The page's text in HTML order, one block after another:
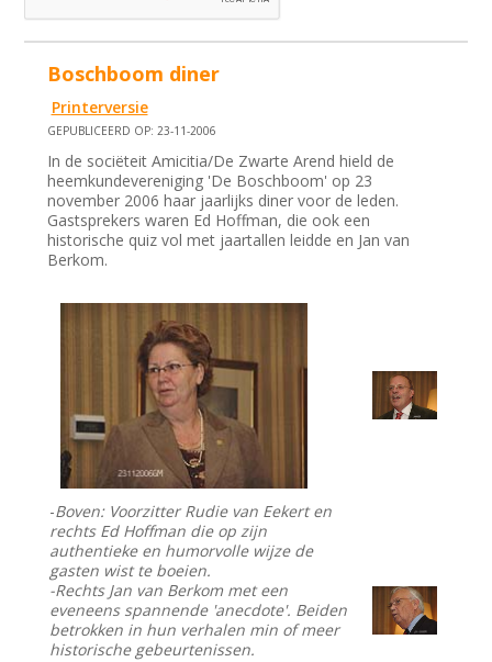
Boschboom diner
Printerversie
GEPUBLICEERD OP: 23-11-2006
In de sociëteit Amicitia/De Zwarte Arend hield de
heemkundevereniging 'De Boschboom' op 23
november 2006 haar jaarlijks diner voor de leden.
Gastsprekers waren Ed Hoffman, die ook een
historische quiz vol met jaartallen leidde en Jan van
Berkom.
-Boven: Voorzitter Rudie van Eekert en
rechts Ed Hoffman die op zijn
authentieke en humorvolle wijze de
gasten wist te boeien.
-Rechts Jan van Berkom met een
eveneens spannende 'anecdote'. Beiden
betrokken in hun verhalen min of meer
historische gebeurtenissen.